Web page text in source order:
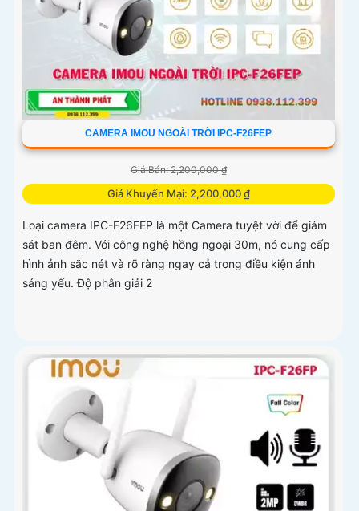
CAMERA IMOU NGOÀI TRỜI IPC-F26FEP
Giá Bán: 2,200,000 ₫
Giá Khuyến Mại: 2,200,000 ₫
Loại camera IPC-F26FEP là một Camera tuyệt vời để giám
sát ban đêm. Với công nghệ hồng ngoại 30m, nó cung cấp
hình ảnh sắc nét và rõ ràng ngay cả trong điều kiện ánh
sáng yếu. Độ phân giải 2